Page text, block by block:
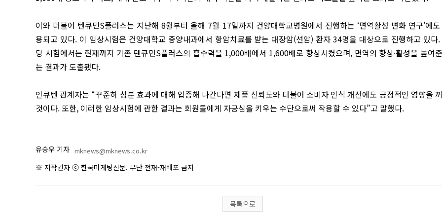
이와 더불어 텐큐민S플러스는 지난해 8월부터 올해 7월 17일까지 건양대학교병원에서 진행하는 ‘면역활성 변화 연구’에
용되고 있다. 이 임상시험은 건양대학교 종양내과에서 항암치료를 받는 대장암(선암) 환자 34명을 대상으로 진행하고 있다.
당 시험에서는 현재까지 기존 텐큐민S플러스의 흡수력을 1,000배에서 1,600배로 향상시켰으며, 면역의 향상·활성을 높여
는 결과가 도출됐다.
인큐텐 관계자는 “꾸준히 성분 효과에 대해 입증해 나간다면 제품 신뢰도와 더불어 소비자 인식 개선에도 긍정적인 영향을
것이다. 또한, 이러한 임상시험에 관한 결과는 회원들에게 자긍심을 키우는 수단으로써 작용할 수 있다”고 말했다.
유승우 기자 mknews@mknews.co.kr
※ 저작권자 ⓒ 한국마케팅신문. 무단 전재-재배포 금지
목록으로